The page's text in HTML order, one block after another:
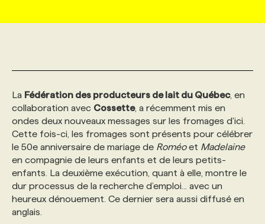
AFFAIRES DE L'INDUSTRIE
INITIATIVES NUMÉRIQUES
PRIX ET DISTINCTIONS
TENDANCES
WEB & MÉDIAS SOCIAUX
MARKETING DURABLE
GEO/SEO
INFOLETTRE PUBLICITÉ
ANNONCEZ AVEC NOUS
CONSULTER LA CVTHÈQUE
PROFIL ENTREPRISE
FAQ
ANNONCEZ AVEC NOUS
VOIR LES OFFRES
PROFIL CANDIDAT
FAQ
ANNONCEZ AVEC NOUS
NOS FORMATIONS EN LIGNE
NOS PARCOURS DE FORMATIONS
FORMATIONS PERSONNALISÉES
NOS FORMATEUR‧RICES
POURQUOI CHOISIR NOS FORMATIONS
CHASSE DE TÊTE
SERVICE DE CHASSE DE TÊTE
NOS TARIFS
NOS EXPERTISES
FAQ
La Fédération des producteurs de lait du Québec, en
collaboration avec Cossette, a récemment mis en
ondes deux nouveaux messages sur les fromages d'ici.
Cette fois-ci, les fromages sont présents pour célébrer
le 50e anniversaire de mariage de Roméoet Madelaine
en compagnie de leurs enfants et de leurs petits-
enfants. La deuxième exécution, quant à elle, montre le
dur processus de la recherche d’emploi... avec un
heureux dénouement. Ce dernier sera aussi diffusé en
anglais.